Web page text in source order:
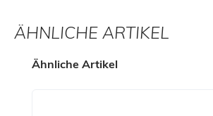
ÄHNLICHE ARTIKEL
Produktgalerie überspringen
Ähnliche Artikel